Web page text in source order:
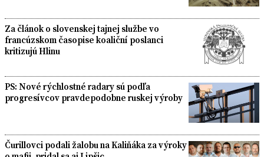
Za článok o slovenskej tajnej službe vo
francúzskom časopise koaliční poslanci
kritizujú Hlinu
PS: Nové rýchlostné radary sú podľa
progresívcov pravdepodobne ruskej výroby
Čurillovci podali žalobu na Kaliňáka za výroky